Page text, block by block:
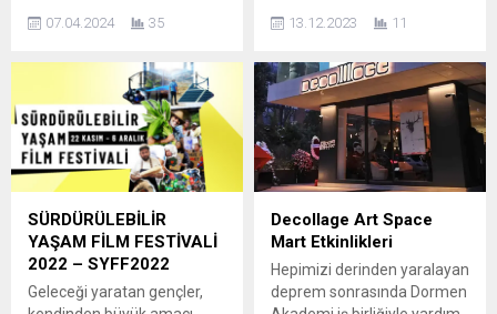
dair tarifleri yeniden ele
programlarını Dilşad
Aladağ’ın üstlendiği “Mahsul
Vakaları”, işbirlikleri ve bir
aradalıklara dayalı bir sergi
ve kamu programı olarak, 27
Nisan-22 Eylül 2024 tarihleri
arasında İzmir’de yer alan
Bayetav Sanat’ta hayata
geçiyor. “Mahsul Vakaları”,
İzmir’de devam eden,
07.04.2024 35
yolculuğunu yeni şiirler,
çevirilerle sürdürecektir. eliz
edebiyat DERGİSİ’nin 180.
SAYISI ÇIKTI! Aralık 2023,
180. sayısı ile
edebiyatseverlere seslenen
eliz edebiyat dergisi, şiir-
öykü-deneme, günlük ve
çeviri türlerinde yeni
13.12.2023 11
SÜRDÜRÜLEBİLİR
YAŞAM FİLM FESTİVALİ
2022 – SYFF2022
Geleceği yaratan gençler,
Decollage Art Space
Mart Etkinlikleri
Hepimizi derinden yaralayan
deprem sonrasında Dormen